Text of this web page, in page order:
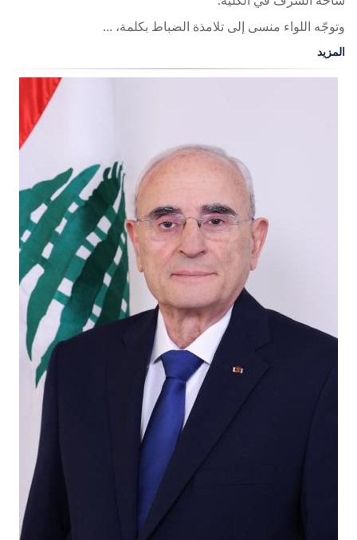
وتوجّه اللواء منسى إلى تلامذة الضباط بكلمة، ...
المزيد